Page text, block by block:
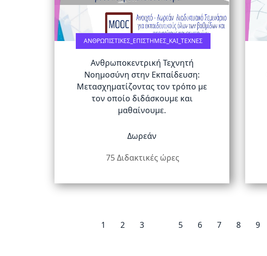
ΑΝΘΡΩΠΙΣΤΙΚΈΣ_ΕΠΙΣΤΉΜΕΣ_ΚΑΙ_ΤΈΧΝΕΣ
Ανθρωποκεντρική Τεχνητή
Νοημοσύνη στην Εκπαίδευση:
Μετασχηματίζοντας τον τρόπο με
τον οποίο διδάσκουμε και
μαθαίνουμε.
Δωρεάν
75 Διδακτικές ώρες
1 2 3 5 6 7 8 9